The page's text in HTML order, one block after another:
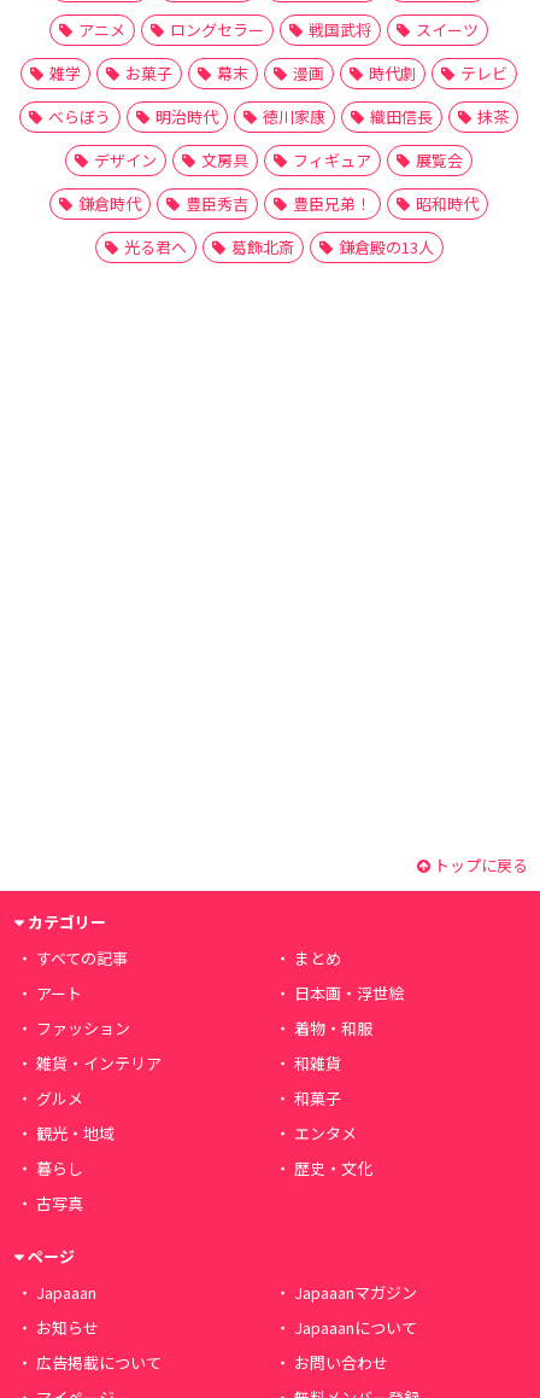
アニメ
ロングセラー 戦国武将
スイーツ
雑学
お菓子 幕末 漫画 時代劇
テレビ
べらぼう
明治時代 徳川家康 織田信長
抹茶
デザイン
文房具 フィギュア
展覧会
鎌倉時代
豊臣秀吉 豊臣兄弟！
昭和時代
光る君へ
葛飾北斎 鎌倉殿の13人
トップに戻る
カテゴリー
すべての記事
まとめ
アート
日本画・浮世絵
ファッション
着物・和服
雑貨・インテリア
和雑貨
グルメ
和菓子
観光・地域
エンタメ
暮らし
歴史・文化
古写真
ページ
Japaaan
Japaaanマガジン
お知らせ
Japaaanについて
広告掲載について
お問い合わせ